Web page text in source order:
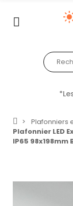
Plafonniers
Plafonnier LED
IP65